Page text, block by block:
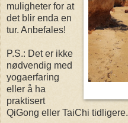
muligheter for at
det blir enda en
tur. Anbefales!
P.S.: Det er ikke
nødvendig med
yogaerfaring
eller å ha
praktisert
QiGong eller TaiChi tidligere.